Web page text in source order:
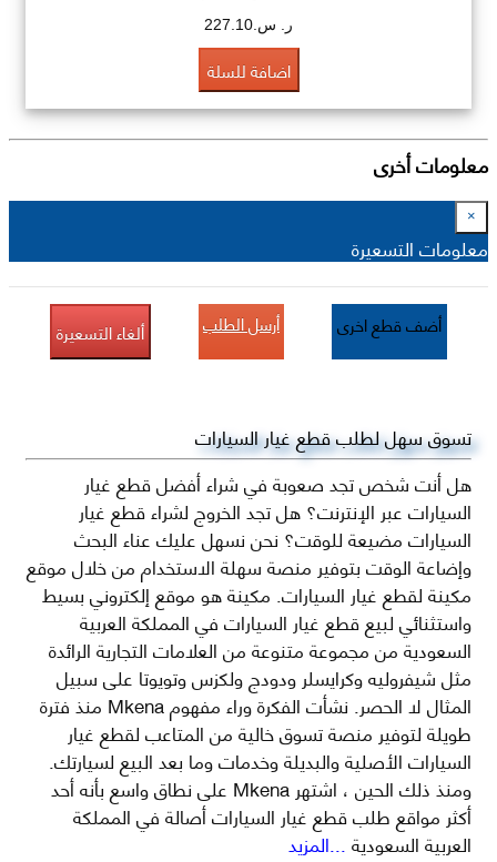
ر. س.227.10
اضافة للسلة
معلومات أخرى
×
معلومات التسعيرة
أضف قطع اخرى أرسل الطلب ألغاء التسعيرة
تسوق سهل لطلب قطع غيار السيارات
هل أنت شخص تجد صعوبة في شراء أفضل قطع غيار
السيارات عبر الإنترنت؟ هل تجد الخروج لشراء قطع غيار
السيارات مضيعة للوقت؟ نحن نسهل عليك عناء البحث
وإضاعة الوقت بتوفير منصة سهلة الاستخدام من خلال موقع
مكينة لقطع غيار السيارات. مكينة هو موقع إلكتروني بسيط
واستثنائي لبيع قطع غيار السيارات في المملكة العربية
السعودية من مجموعة متنوعة من العلامات التجارية الرائدة
مثل شيفروليه وكرايسلر ودودج ولكزس وتويوتا على سبيل
المثال لا الحصر. نشأت الفكرة وراء مفهوم Mkena منذ فترة
طويلة لتوفير منصة تسوق خالية من المتاعب لقطع غيار
السيارات الأصلية والبديلة وخدمات وما بعد البيع لسيارتك.
ومنذ ذلك الحين ، اشتهر Mkena على نطاق واسع بأنه أحد
أكثر مواقع طلب قطع غيار السيارات أصالة في المملكة
العربية السعودية...المزيد